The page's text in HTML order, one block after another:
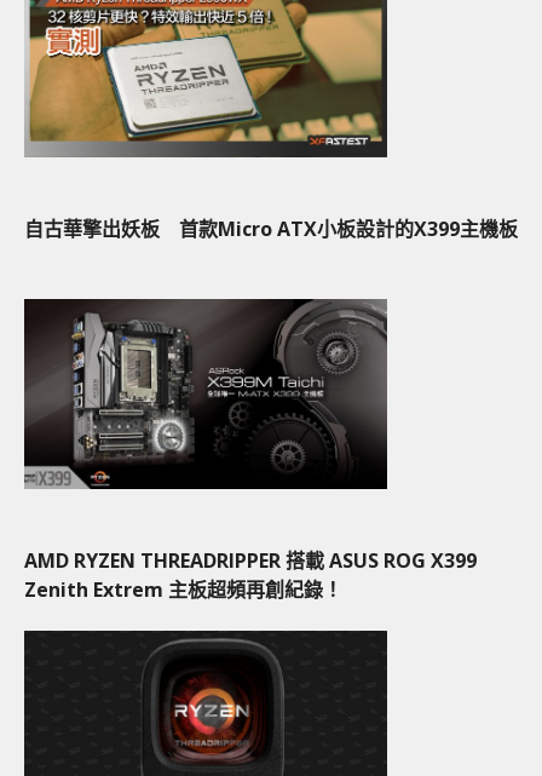
自古華擎出妖板 首款Micro ATX小板設計的X399主機板
AMD RYZEN THREADRIPPER 搭載 ASUS ROG X399
Zenith Extrem 主板超頻再創紀錄！